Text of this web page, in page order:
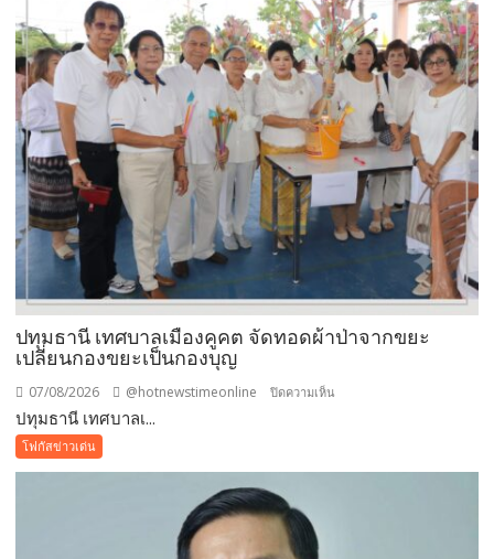
ปทุมธานี เทศบาลเมืองคูคต จัดทอดผ้าป่าจากขยะ
เปลี่ยนกองขยะเป็นกองบุญ
07/08/2026 @hotnewstimeonline ปิดความเห็น
ปทุมธานี เทศบาลเ...
โฟกัสข่าวเด่น